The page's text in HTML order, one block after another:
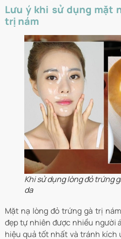
Lưu ý khi sử dụng mặt
trị nám
Khi sử dụng lòng đỏ trứng
da
Mặt nạ lòng đỏ trứng gà trị
đẹp tự nhiên được nhiều người
hiệu quả tốt nhất và tránh kích